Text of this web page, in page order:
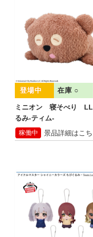
ミニオン 寝そべり LL
るみ‐ティム‐
在庫 ○
稼働中